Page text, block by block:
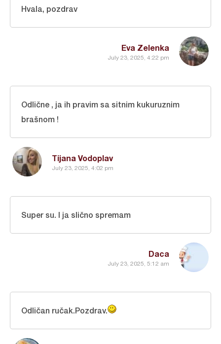
Eva Zelenka
July 23, 2025, 4:22 pm
Hvala, pozdrav
Tijana Vodoplav
July 23, 2025, 4:02 pm
Odlične , ja ih pravim sa sitnim kukuruznim
brašnom !
Daca
July 23, 2025, 5:12 am
Super su. I ja slično spremam
Odličan ručak.Pozdrav.